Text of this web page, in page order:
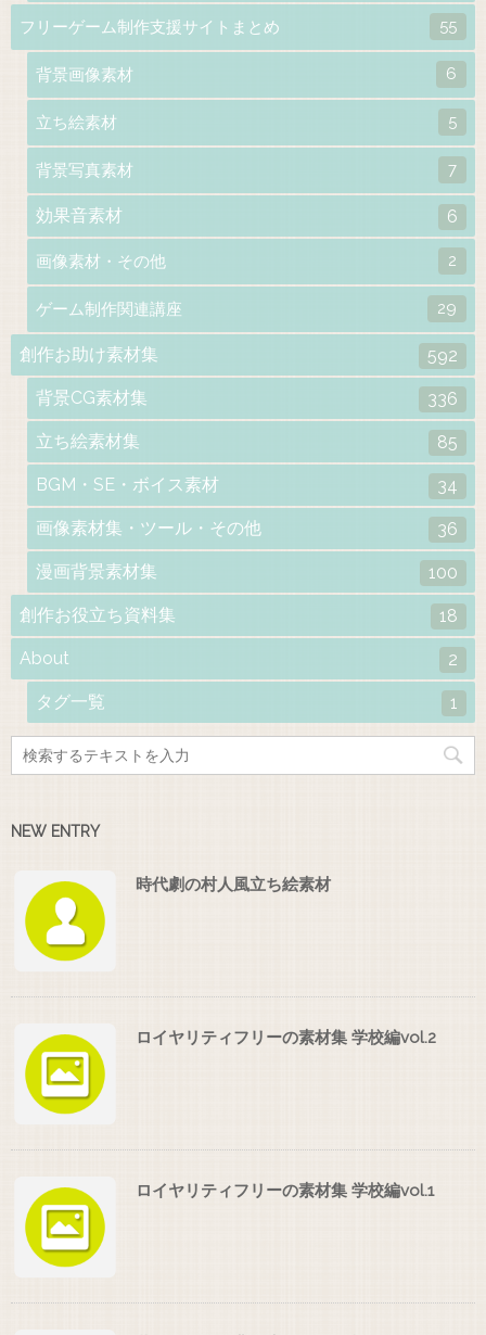
フリーゲーム制作支援サイトまとめ 55
背景画像素材 6
立ち絵素材 5
背景写真素材 7
効果音素材 6
画像素材・その他 2
ゲーム制作関連講座 29
創作お助け素材集 592
背景CG素材集 336
立ち絵素材集 85
BGM・SE・ボイス素材 34
画像素材集・ツール・その他 36
漫画背景素材集 100
創作お役立ち資料集 18
About 2
タグ一覧 1
NEW ENTRY
時代劇の村人風立ち絵素材
ロイヤリティフリーの素材集 学校編vol.2
ロイヤリティフリーの素材集 学校編vol.1